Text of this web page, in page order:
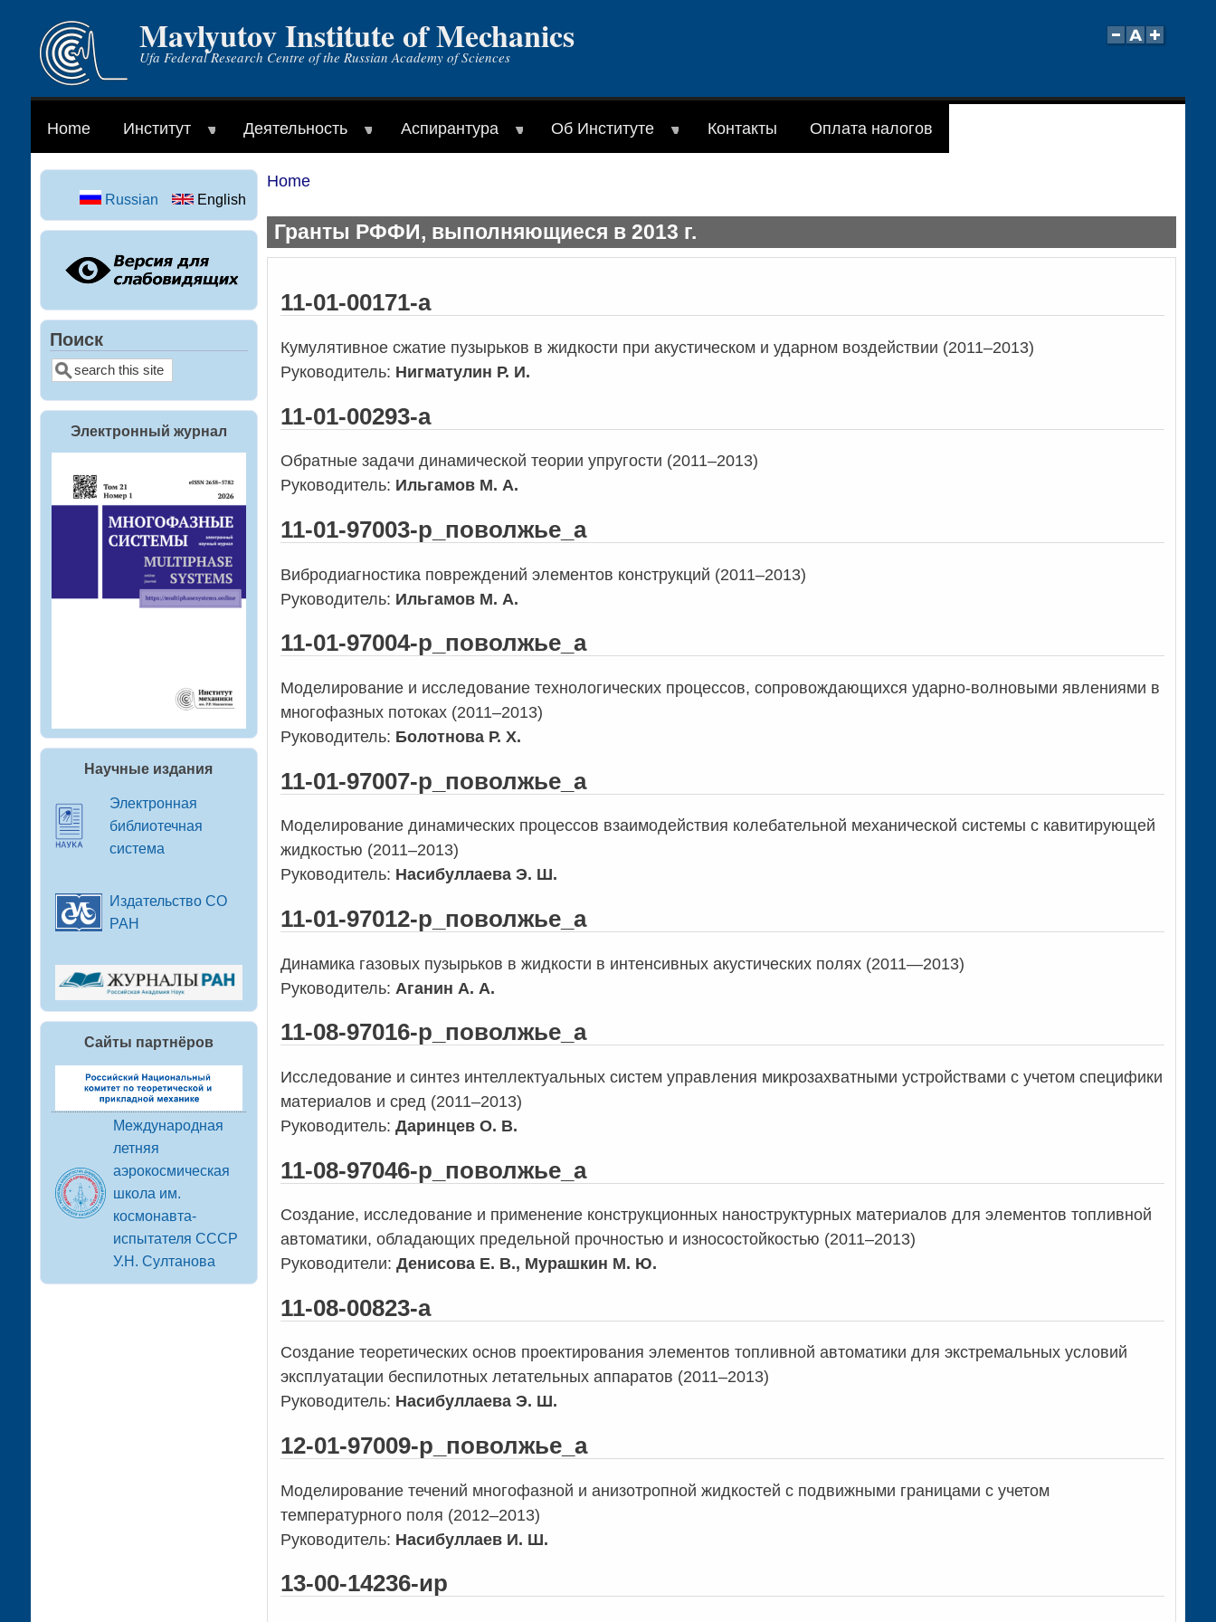
content
Mavlyutov Institute of Mechanics
Ufa Federal Research Centre of the Russian Academy of Sciences
Home Институт Деятельность Аспирантура Об Институте Контакты Оплата налогов
Home
Гранты РФФИ, выполняющиеся в 2013 г.
11-01-00171-а
Кумулятивное сжатие пузырьков в жидкости при акустическом и ударном воздействии (2011–2013)
Руководитель: Нигматулин Р. И.
11-01-00293-а
Обратные задачи динамической теории упругости (2011–2013)
Руководитель: Ильгамов М. А.
11-01-97003-р_поволжье_а
Вибродиагностика повреждений элементов конструкций (2011–2013)
Руководитель: Ильгамов М. А.
11-01-97004-р_поволжье_а
Моделирование и исследование технологических процессов, сопровождающихся ударно-волновыми явлениями в
многофазных потоках (2011–2013)
Руководитель: Болотнова Р. Х.
11-01-97007-р_поволжье_а
Моделирование динамических процессов взаимодействия колебательной механической системы с кавитирующей
жидкостью (2011–2013)
Руководитель: Насибуллаева Э. Ш.
11-01-97012-р_поволжье_а
Динамика газовых пузырьков в жидкости в интенсивных акустических полях (2011—2013)
Руководитель: Аганин А. А.
11-08-97016-р_поволжье_а
Исследование и синтез интеллектуальных систем управления микрозахватными устройствами с учетом специфики
материалов и сред (2011–2013)
Руководитель: Даринцев О. В.
11-08-97046-р_поволжье_а
Создание, исследование и применение конструкционных наноструктурных материалов для элементов топливной
автоматики, обладающих предельной прочностью и износостойкостью (2011–2013)
Руководители: Денисова Е. В., Мурашкин М. Ю.
11-08-00823-а
Создание теоретических основ проектирования элементов топливной автоматики для экстремальных условий
эксплуатации беспилотных летательных аппаратов (2011–2013)
Руководитель: Насибуллаева Э. Ш.
12-01-97009-р_поволжье_а
Моделирование течений многофазной и анизотропной жидкостей с подвижными границами с учетом
температурного поля (2012–2013)
Руководитель: Насибуллаев И. Ш.
13-00-14236-ир
Russian English
Поиск
Search
Электронный журнал
Научные издания
Электронная
библиотечная
система
Издательство СО
РАН
Сайты партнёров
Международная
летняя
аэрокосмическая
школа им.
космонавта-
испытателя СССР
У.Н. Султанова